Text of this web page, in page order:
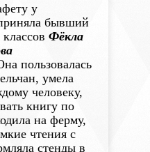
у
бывший
Фёкла
пользовалась
умела
человеку,
книгу по
на ферму,
чтения с
стенды в